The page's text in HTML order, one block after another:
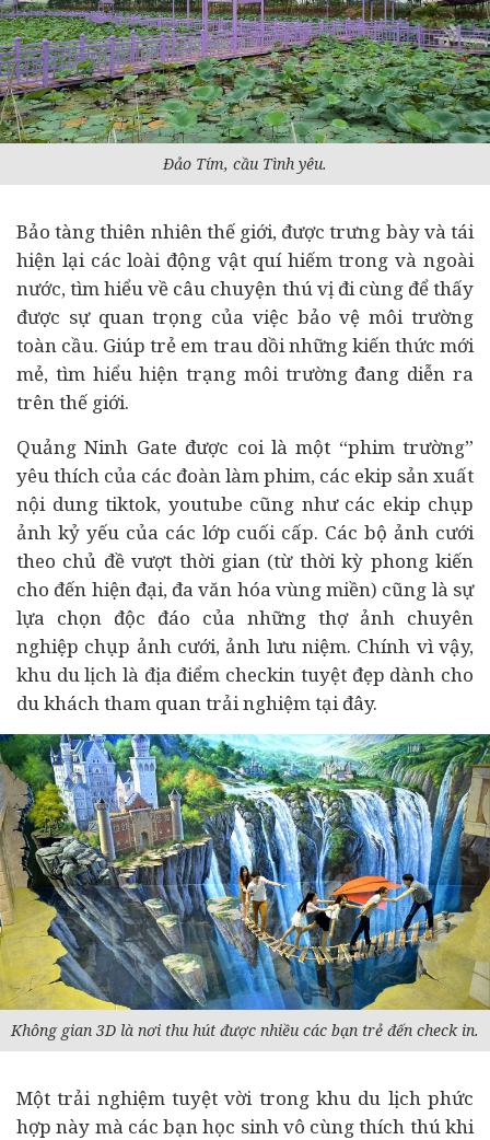
Đảo Tím, cầu Tình yêu.
Bảo tàng thiên nhiên thế giới, được trưng bày và tái
hiện lại các loài động vật quí hiếm trong và ngoài
nước, tìm hiểu về câu chuyện thú vị đi cùng để thấy
được sự quan trọng của việc bảo vệ môi trường
toàn cầu. Giúp trẻ em trau dồi những kiến thức mới
mẻ, tìm hiểu hiện trạng môi trường đang diễn ra
trên thế giới.
Quảng Ninh Gate được coi là một “phim trường”
yêu thích của các đoàn làm phim, các ekip sản xuất
nội dung tiktok, youtube cũng như các ekip chụp
ảnh kỷ yếu của các lớp cuối cấp. Các bộ ảnh cưới
theo chủ đề vượt thời gian (từ thời kỳ phong kiến
cho đến hiện đại, đa văn hóa vùng miền) cũng là sự
lựa chọn độc đáo của những thợ ảnh chuyên
nghiệp chụp ảnh cưới, ảnh lưu niệm. Chính vì vậy,
khu du lịch là địa điểm checkin tuyệt đẹp dành cho
du khách tham quan trải nghiệm tại đây.
Không gian 3D là nơi thu hút được nhiều các bạn trẻ đến check in.
Một trải nghiệm tuyệt vời trong khu du lịch phức
hợp này mà các bạn học sinh vô cùng thích thú khi